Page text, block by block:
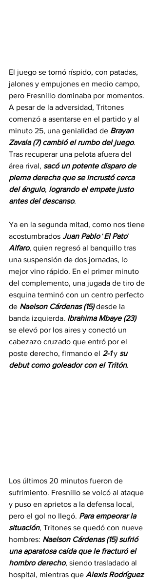
El juego se tornó ríspido, con patadas,
jalones y empujones en medio campo,
pero Fresnillo dominaba por momentos.
A pesar de la adversidad, Tritones
comenzó a asentarse en el partido y al
minuto 25, una genialidad de Brayan
Zavala (7) cambió el rumbo del juego.
Tras recuperar una pelota afuera del
área rival, sacó un potente disparo de
pierna derecha que se incrustó cerca
del ángulo, logrando el empate justo
antes del descanso.
Ya en la segunda mitad, como nos tiene
acostumbrados Juan Pablo ‘El Pato’
Alfaro, quien regresó al banquillo tras
una suspensión de dos jornadas, lo
mejor vino rápido. En el primer minuto
del complemento, una jugada de tiro de
esquina terminó con un centro perfecto
de Naelson Cárdenas (15) desde la
banda izquierda. Ibrahima Mbaye (23)
se elevó por los aires y conectó un
cabezazo cruzado que entró por el
poste derecho, firmando el 2-1 y su
debut como goleador con el Tritón.
Los últimos 20 minutos fueron de
sufrimiento. Fresnillo se volcó al ataque
y puso en aprietos a la defensa local,
pero el gol no llegó. Para empeorar la
situación, Tritones se quedó con nueve
hombres: Naelson Cárdenas (15) sufrió
una aparatosa caída que le fracturó el
hombro derecho, siendo trasladado al
hospital, mientras que Alexis Rodríguez